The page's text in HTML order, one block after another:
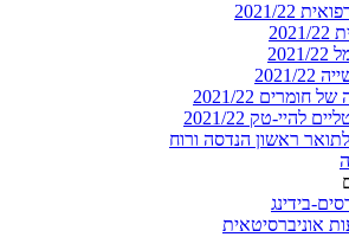
2021/22
22
22
2021/22
להיי-טק 2021/22
ראשון הנדסה ורוח
בידינג
אוניברסיטאית